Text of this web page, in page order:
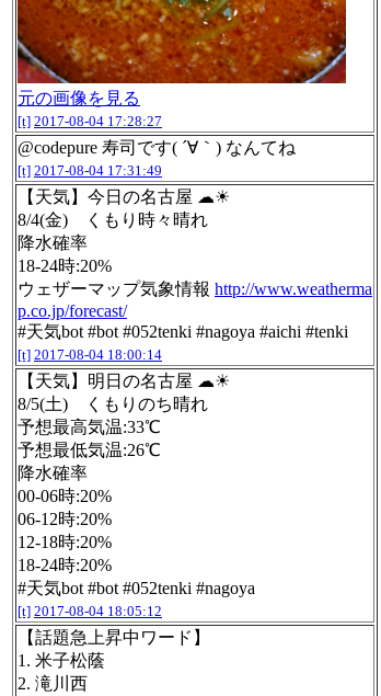
元の画像を見る
[t] 2017-08-04 17:28:27
@codepure 寿司です( ´∀｀) なんてね
[t] 2017-08-04 17:31:49
【天気】今日の名古屋 ☁☀
8/4(金) くもり時々晴れ
降水確率
18-24時:20%
ウェザーマップ気象情報 http://www.weatherma
p.co.jp/forecast/
#天気bot #bot #052tenki #nagoya #aichi #tenki
[t] 2017-08-04 18:00:14
【天気】明日の名古屋 ☁☀
8/5(土) くもりのち晴れ
予想最高気温:33℃
予想最低気温:26℃
降水確率
00-06時:20%
06-12時:20%
12-18時:20%
18-24時:20%
#天気bot #bot #052tenki #nagoya
[t] 2017-08-04 18:05:12
【話題急上昇中ワード】
1. 米子松蔭
2. 滝川西